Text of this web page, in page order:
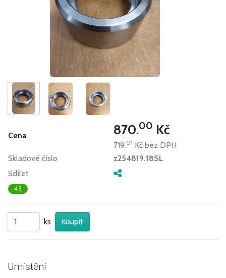
Cena 870.00 Kč
719.01 Kč bez DPH
Skladové číslo
z254819.18SL
Sdílet
43
ks
Umístění